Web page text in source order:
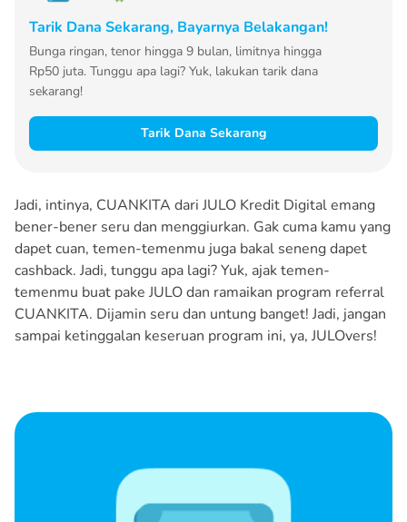
Tarik Dana Sekarang, Bayarnya Belakangan!
Bunga ringan, tenor hingga 9 bulan, limitnya hingga
Rp50 juta. Tunggu apa lagi? Yuk, lakukan tarik dana
sekarang!
Tarik Dana Sekarang
Jadi, intinya, CUANKITA dari JULO Kredit Digital emang
bener-bener seru dan menggiurkan. Gak cuma kamu yang
dapet cuan, temen-temenmu juga bakal seneng dapet
cashback. Jadi, tunggu apa lagi? Yuk, ajak temen-
temenmu buat pake JULO dan ramaikan program referral
CUANKITA. Dijamin seru dan untung banget! Jadi, jangan
sampai ketinggalan keseruan program ini, ya, JULOvers!